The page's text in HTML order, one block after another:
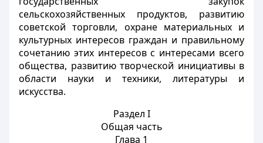
сельскохозяйственных продуктов, развитию
советской торговли, охране материальных и
культурных интересов граждан и правильному
сочетанию этих интересов с интересами всего
общества, развитию творческой инициативы в
области науки и техники, литературы и
искусства.
Раздел I
Общая часть
Глава 1